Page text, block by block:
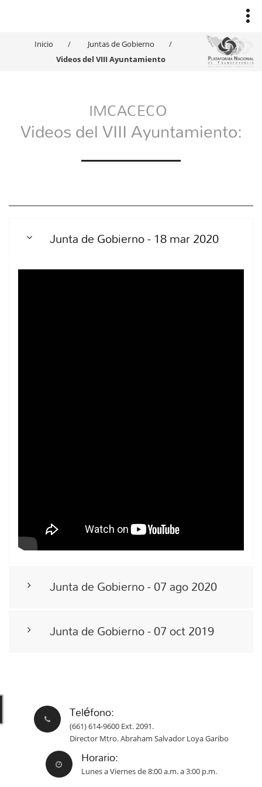
Inicio
Juntas de Gobierno
Videos del VIII Ayuntamiento
IMCACECO
Videos del VIII Ayuntamiento:
Junta de Gobierno - 18 mar 2020
Junta de Gobierno - 07 ago 2020
Junta de Gobierno - 07 oct 2019
Teléfono:
(661) 614-9600 Ext. 2091.
Director Mtro. Abraham Salvador Loya Garibo
Horario:
Lunes a Viernes de 8:00 a.m. a 3:00 p.m.